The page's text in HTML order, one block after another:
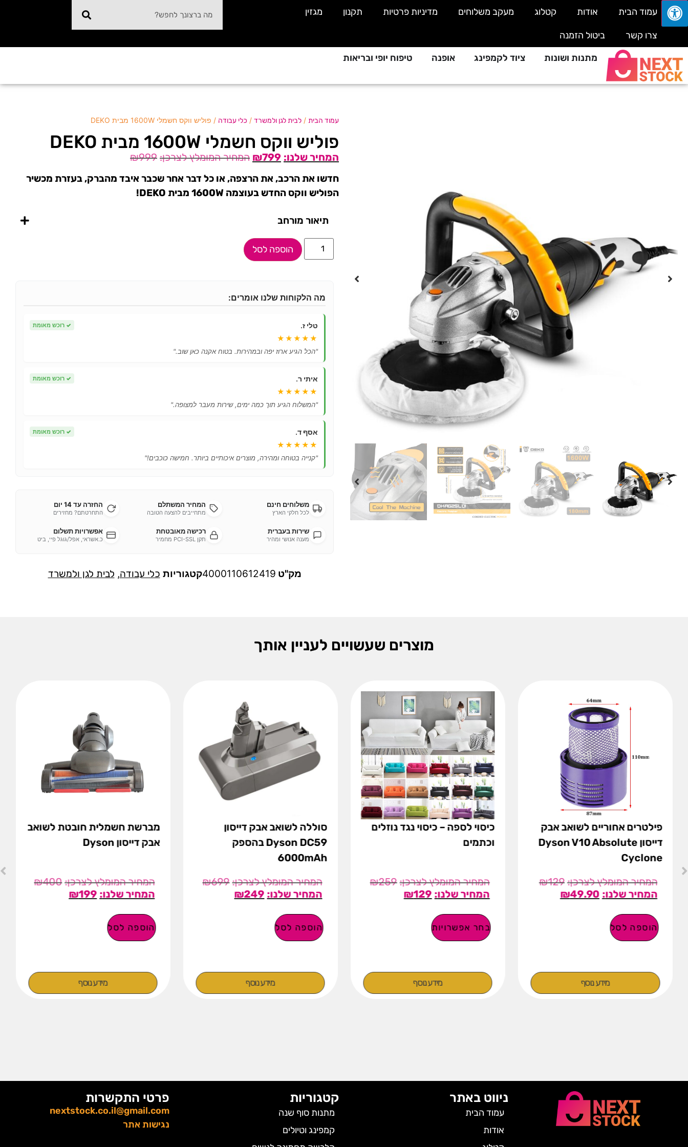
עמוד הבית אודות קטלוג מעקב משלוחים מדיניות פרטיות תקנון מגזין
צרו קשר
ביטול הזמנה
מתנות ושונות
ציוד לקמפינג אופנה טיפוח יופי ובריאות
עמוד הבית / לבית לגן ולמשרד / כלי עבודה / פוליש ווקס חשמלי 1600W מבית DEKO
פוליש ווקס חשמלי 1600W מבית DEKO
₪999 ₪799
חדשו את הרכב, את הרצפה, או כל דבר אחר שכבר איבד מהברק, בעזרת מכשיר
הפוליש ווקס החדש בעוצמה 1600W מבית DEKO!
תיאור מורחב
הוספה לסל
מה הלקוחות שלנו אומרים:
טלי ז. ✓ רוכש מאומת
★★★★★
"הכל הגיע ארוז יפה ובמהירות. בטוח אקנה כאן שוב."
איתי ר. ✓ רוכש מאומת
★★★★★
"המשלוח הגיע תוך כמה ימים, שירות מעבר למצופה."
אסף ד. ✓ רוכש מאומת
★★★★★
"קנייה בטוחה ומהירה, מוצרים איכותיים ביותר. חמישה כוכבים!"
משלוחים חינם
לכל חלקי הארץ
המחיר המשתלם
מתחייבים להצעה הטובה
החזרה עד 14 יום
התחרטתם? מחזירים
שירות בעברית
מענה אנושי ומהיר
רכישה מאובטחת
תקן PCI-SSL מחמיר
אפשרויות תשלום
כ.אשראי, אפל/גוגל פיי, ביט
מק"ט 4000110612419קטגוריות כלי עבודה, לבית לגן ולמשרד
מוצרים שעשויים לעניין אותך
פילטרים אחוריים לשואב אבק
דייסון Dyson V10 Absolute
Cyclone
₪129
₪49.90
הוספה לסל
מידע נוסף
כיסוי לספה – כיסוי נגד נוזלים
וכתמים
₪259
₪129
בחר אפשרויות
מידע נוסף
סוללה לשואב אבק דייסון
Dyson DC59 בהספק
6000mAh
₪699
₪249
הוספה לסל
מידע נוסף
מברשת חשמלית חובטת לשואב
אבק דייסון Dyson
₪400
₪199
הוספה לסל
מידע נוסף
ניווט באתר
עמוד הבית
אודות
קטגוריות
מתנות סוף שנה
קמפינג וטיולים
פרטי התקשרות
nextstock.co.il@gmail.com
נגישות אתר